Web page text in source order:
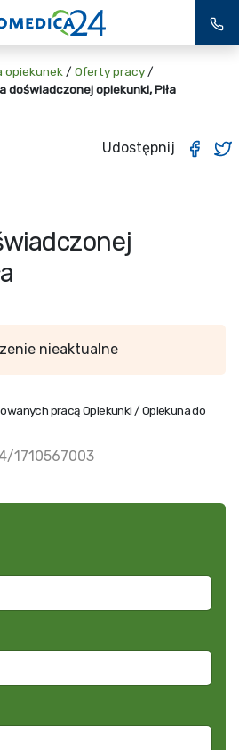
opiekunek / Oferty pracy /
doświadczonej opiekunki, Piła
Udostępnij
nieaktualne
pracą Opiekunki / Opiekuna do
1710567003